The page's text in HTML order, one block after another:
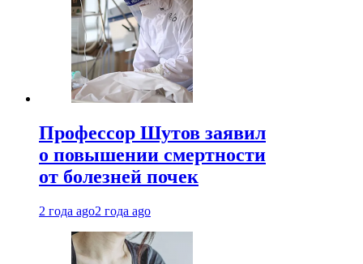
Профессор Шутов заявил
о повышении смертности
от болезней почек
2 года ago2 года ago